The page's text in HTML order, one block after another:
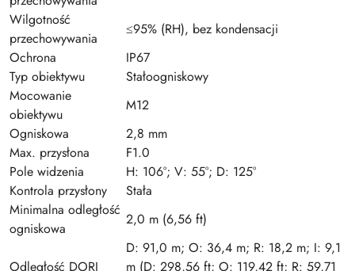
Wilgotność
przechowywania
≤95% (RH), bez kondensacji
Ochrona
IP67
Typ obiektywu
Stałoogniskowy
Mocowanie
obiektywu
M12
Ogniskowa
2,8 mm
Max. przysłona
F1.0
Pole widzenia
H: 106°; V: 55°; D: 125°
Kontrola przysłony
Stała
Minimalna odległość
ogniskowa
2,0 m (6,56 ft)
Odległość DORI
D: 91,0 m; O: 36,4 m; R: 18,2 m; I: 9,1
m (D: 298,56 ft; O: 119,42 ft; R: 59,71